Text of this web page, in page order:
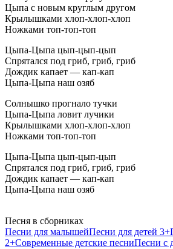
Цыпа с новым круглым другом
Крылышками хлоп-хлоп-хлоп
Ножками топ-топ-топ
Цыпа-Цыпа цып-цып-цып
Спрятался под гриб, гриб, гриб
Дождик капает — кап-кап
Цыпа-Цыпа наш озяб
Солнышко прогнало тучки
Цыпа-Цыпа ловит лучики
Крылышками хлоп-хлоп-хлоп
Ножками топ-топ-топ
Цыпа-Цыпа цып-цып-цып
Спрятался под гриб, гриб, гриб
Дождик капает — кап-кап
Цыпа-Цыпа наш озяб
Песня в сборниках
Песни для малышейПесни для детей 3+
2+Современные детские песниПесни с